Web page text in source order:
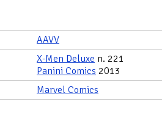
AAVV
X-Men Deluxe n. 221
Panini Comics 2013
Marvel Comics